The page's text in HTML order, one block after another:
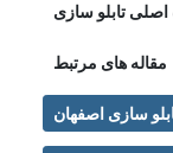
تابلو سازی
مقاله های مرتبط
سازی اصفهان